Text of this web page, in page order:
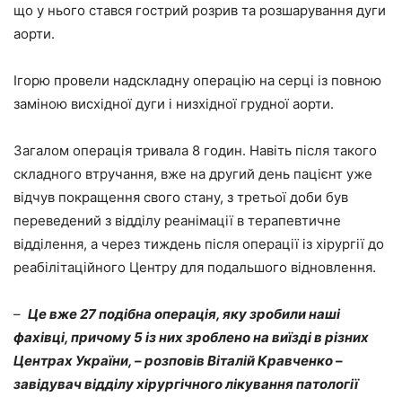
що у нього стався гострий розрив та розшарування дуги
аорти.
Ігорю провели надскладну операцію на серці із повною
заміною висхідної дуги і низхідної грудної аорти.
Загалом операція тривала 8 годин. Навіть після такого
складного втручання, вже на другий день пацієнт уже
відчув покращення свого стану, з третьої доби був
переведений з відділу реанімації в терапевтичне
відділення, а через тиждень після операції із хірургії до
реабілітаційного Центру для подальшого відновлення.
– Це вже 27 подібна операція, яку зробили наші
фахівці, причому 5 із них зроблено на виїзді в різних
Центрах України, – розповів Віталій Кравченко –
завідувач відділу хірургічного лікування патології